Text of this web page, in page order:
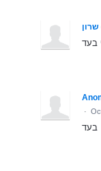
שרון
בעד
·
בעד